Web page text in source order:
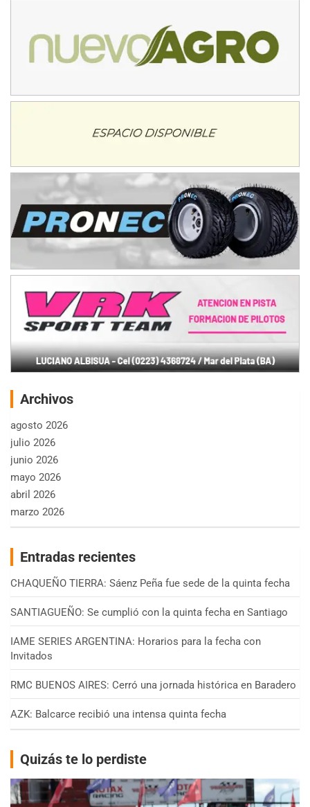
Archivos
agosto 2026
julio 2026
junio 2026
mayo 2026
abril 2026
marzo 2026
Entradas recientes
CHAQUEÑO TIERRA: Sáenz Peña fue sede de la quinta fecha
SANTIAGUEÑO: Se cumplió con la quinta fecha en Santiago
IAME SERIES ARGENTINA: Horarios para la fecha con
Invitados
RMC BUENOS AIRES: Cerró una jornada histórica en Baradero
AZK: Balcarce recibió una intensa quinta fecha
Quizás te lo perdiste